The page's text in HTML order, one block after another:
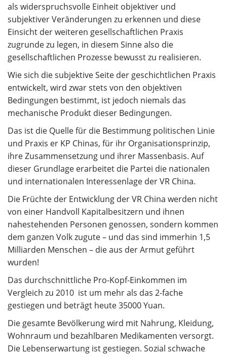
als widerspruchsvolle Einheit objektiver und
subjektiver Veränderungen zu erkennen und diese
Einsicht der weiteren gesellschaftlichen Praxis
zugrunde zu legen, in diesem Sinne also die
gesellschaftlichen Prozesse bewusst zu realisieren.
Wie sich die subjektive Seite der geschichtlichen Praxis
entwickelt, wird zwar stets von den objektiven
Bedingungen bestimmt, ist jedoch niemals das
mechanische Produkt dieser Bedingungen.
Das ist die Quelle für die Bestimmung politischen Linie
und Praxis er KP Chinas, für ihr Organisationsprinzip,
ihre Zusammensetzung und ihrer Massenbasis. Auf
dieser Grundlage erarbeitet die Partei die nationalen
und internationalen Interessenlage der VR China.
Die Früchte der Entwicklung der VR China werden nicht
von einer Handvoll Kapitalbesitzern und ihnen
nahestehenden Personen genossen, sondern kommen
dem ganzen Volk zugute – und das sind immerhin 1,5
Milliarden Menschen – die aus der Armut geführt
wurden!
Das durchschnittliche Pro-Kopf-Einkommen im
Vergleich zu 2010 ist um mehr als das 2-fache
gestiegen und beträgt heute 35000 Yuan.
Die gesamte Bevölkerung wird mit Nahrung, Kleidung,
Wohnraum und bezahlbaren Medikamenten versorgt.
Die Lebenserwartung ist gestiegen. Sozial schwache